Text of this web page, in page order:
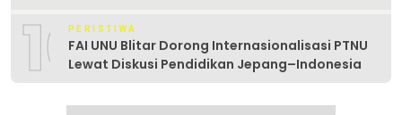
10PERISTIWA
FAI UNU Blitar Dorong Internasionalisasi PTNU
Lewat Diskusi Pendidikan Jepang–Indonesia